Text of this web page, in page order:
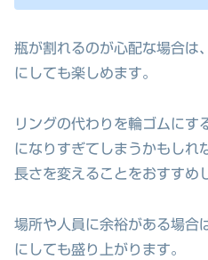
瓶が割れるのが心配な場合は
にしても楽しめます。
リングの代わりを輪ゴムにす
になりすぎてしまうかもしれ
長さを変えることをおすすめ
場所や人員に余裕がある場合
にしても盛り上がります。